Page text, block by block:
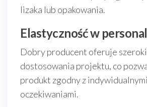
lizaka lub opakowania.
Elastyczność w
Dobry producent oferuje
dostosowania projektu, co
produkt zgodny z indywidualnymi
oczekiwaniami.